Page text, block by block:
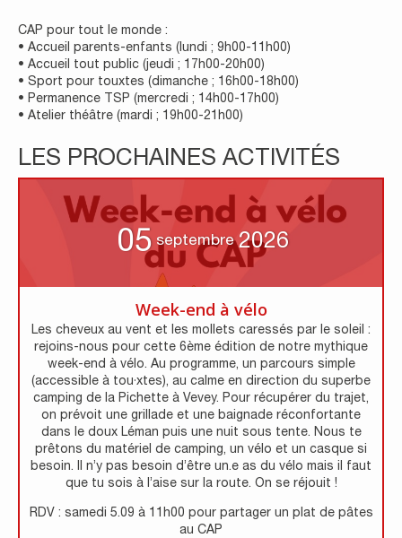
CAP pour tout le monde :
• Accueil parents-enfants (lundi ; 9h00-11h00)
• Accueil tout public (jeudi ; 17h00-20h00)
• Sport pour touxtes (dimanche ; 16h00-18h00)
• Permanence TSP (mercredi ; 14h00-17h00)
• Atelier théâtre (mardi ; 19h00-21h00)
LES PROCHAINES ACTIVITÉS
05 septembre 2026
Week-end à vélo
Les cheveux au vent et les mollets caressés par le soleil :
rejoins-nous pour cette 6ème édition de notre mythique
week-end à vélo. Au programme, un parcours simple
(accessible à tou·xtes), au calme en direction du superbe
camping de la Pichette à Vevey. Pour récupérer du trajet,
on prévoit une grillade et une baignade réconfortante
dans le doux Léman puis une nuit sous tente. Nous te
prêtons du matériel de camping, un vélo et un casque si
besoin. Il n’y pas besoin d’être un.e as du vélo mais il faut
que tu sois à l’aise sur la route. On se réjouit !
RDV : samedi 5.09 à 11h00 pour partager un plat de pâtes
au CAP